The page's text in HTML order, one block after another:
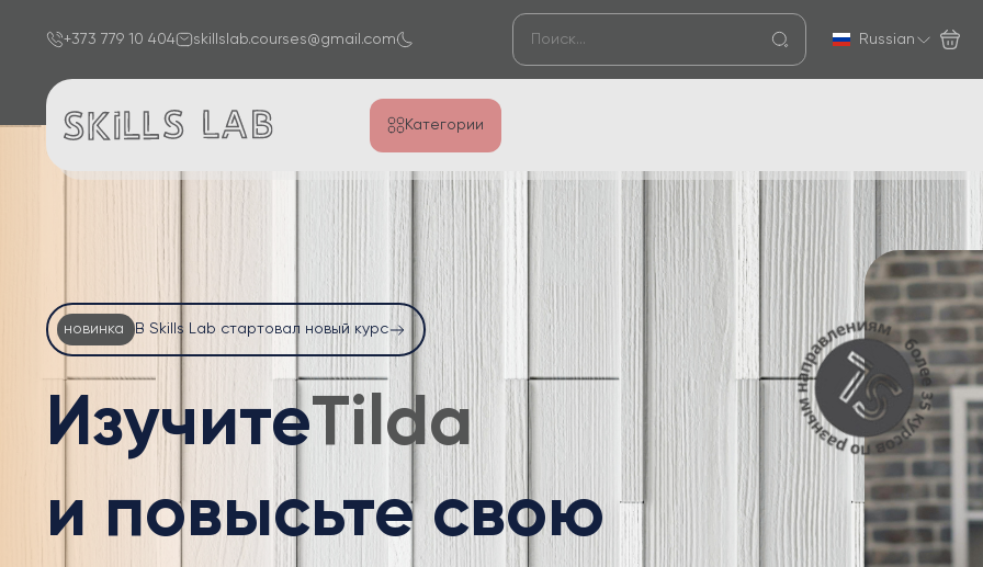
+373 779 10 404 skillslab.courses@gmail.com Russian
Категории
новинка В Skills Lab стартовал новый курс
Изучите
и повысьте свою